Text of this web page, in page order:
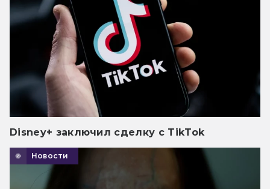
Disney+ заключил сделку с TikTok
Новости